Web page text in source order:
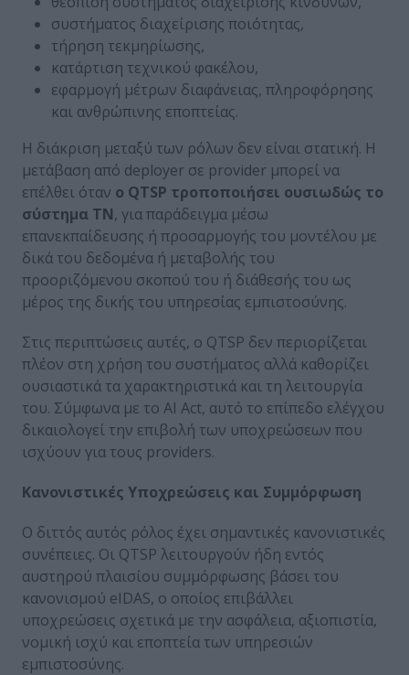
συστήματος διαχείρισης ποιότητας,
τήρηση τεκμηρίωσης,
κατάρτιση τεχνικού φακέλου,
εφαρμογή μέτρων διαφάνειας, πληροφόρησης
και ανθρώπινης εποπτείας.
Η διάκριση μεταξύ των ρόλων δεν είναι στατική. Η
μετάβαση από deployer σε provider μπορεί να
επέλθει όταν ο QTSP τροποποιήσει ουσιωδώς το
σύστημα ΤΝ, για παράδειγμα μέσω
επανεκπαίδευσης ή προσαρμογής του μοντέλου με
δικά του δεδομένα ή μεταβολής του
προοριζόμενου σκοπού του ή διάθεσής του ως
μέρος της δικής του υπηρεσίας εμπιστοσύνης.
Στις περιπτώσεις αυτές, ο QTSP δεν περιορίζεται
πλέον στη χρήση του συστήματος αλλά καθορίζει
ουσιαστικά τα χαρακτηριστικά και τη λειτουργία
του. Σύμφωνα με το AI Act, αυτό το επίπεδο ελέγχου
δικαιολογεί την επιβολή των υποχρεώσεων που
ισχύουν για τους providers.
Κανονιστικές Υποχρεώσεις και Συμμόρφωση
Ο διττός αυτός ρόλος έχει σημαντικές κανονιστικές
συνέπειες. Οι QTSP λειτουργούν ήδη εντός
αυστηρού πλαισίου συμμόρφωσης βάσει του
κανονισμού eIDAS, ο οποίος επιβάλλει
υποχρεώσεις σχετικά με την ασφάλεια, αξιοπιστία,
νομική ισχύ και εποπτεία των υπηρεσιών
εμπιστοσύνης.